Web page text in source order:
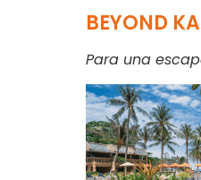
BEYOND
Para una